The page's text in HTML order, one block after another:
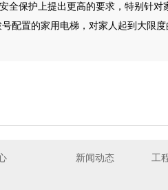
全保护上提出更高的要求，特别针对
配置的家用电梯，对家人起到大限
新闻动态 工